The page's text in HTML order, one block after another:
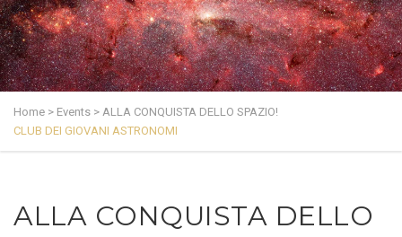
Home > Events > ALLA CONQUISTA DELLO SPAZIO!
CLUB DEI GIOVANI ASTRONOMI
ALLA CONQUISTA DELLO